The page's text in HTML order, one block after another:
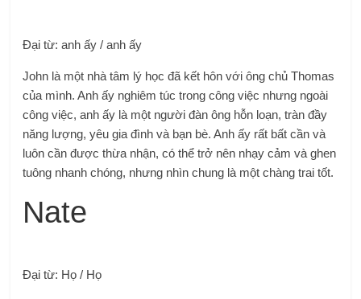
Đại từ: anh ấy / anh ấy
John là một nhà tâm lý học đã kết hôn với ông chủ Thomas
của mình. Anh ấy nghiêm túc trong công việc nhưng ngoài
công việc, anh ấy là một người đàn ông hỗn loạn, tràn đầy
năng lượng, yêu gia đình và bạn bè. Anh ấy rất bất cần và
luôn cần được thừa nhận, có thể trở nên nhạy cảm và ghen
tuông nhanh chóng, nhưng nhìn chung là một chàng trai tốt.
Nate
Đại từ: Họ / Họ